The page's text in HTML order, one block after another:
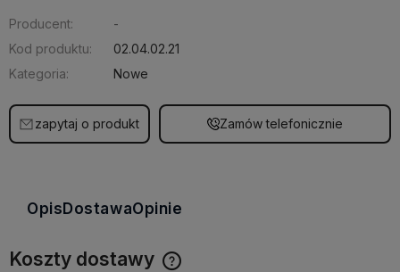
Producent:
-
Kod produktu:
02.04.02.21
Kategoria:
Nowe
zapytaj o produkt Zamów telefonicznie
Opis DostawaOpinie
Koszty dostawy